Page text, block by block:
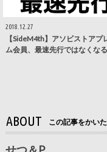
2018.12.27
【SideM4th】アソビストアプ
ム会員、最速先行ではなくな
ABOUT この記事をかい